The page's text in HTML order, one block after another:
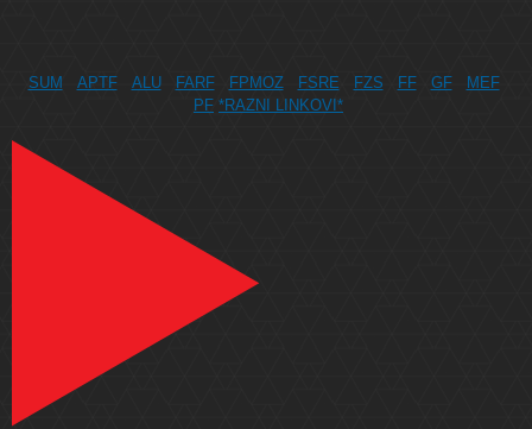
SUM APTF ALU FARF FPMOZ FSRE FZS FF GF
MEF
PF *RAZNI LINKOVI*